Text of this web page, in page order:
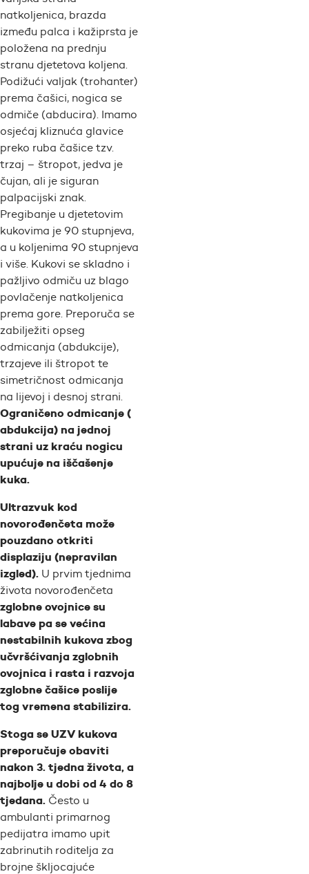
natkoljenica, brazda
između palca i kažiprsta je
položena na prednju
stranu djetetova koljena.
Podižući valjak (trohanter)
prema čašici, nogica se
odmiče (abducira). Imamo
osjećaj kliznuća glavice
preko ruba čašice tzv.
trzaj – štropot, jedva je
čujan, ali je siguran
palpacijski znak.
Pregibanje u djetetovim
kukovima je 90 stupnjeva,
a u koljenima 90 stupnjeva
i više. Kukovi se skladno i
pažljivo odmiču uz blago
povlačenje natkoljenica
prema gore. Preporuča se
zabilježiti opseg
odmicanja (abdukcije),
trzajeve ili štropot te
simetričnost odmicanja
na lijevoj i desnoj strani.
Ograničeno odmicanje (
abdukcija) na jednoj
strani uz kraću nogicu
upućuje na iščašenje
kuka.
Ultrazvuk kod
novorođenčeta može
pouzdano otkriti
displaziju (nepravilan
izgled). U prvim tjednima
života novorođenčeta
zglobne ovojnice su
labave pa se većina
nestabilnih kukova zbog
učvršćivanja zglobnih
ovojnica i rasta i razvoja
zglobne čašice poslije
tog vremena stabilizira.
Stoga se UZV kukova
preporučuje obaviti
nakon 3. tjedna života, a
najbolje u dobi od 4 do 8
tjedana. Često u
ambulanti primarnog
pedijatra imamo upit
zabrinutih roditelja za
brojne škljocajuće